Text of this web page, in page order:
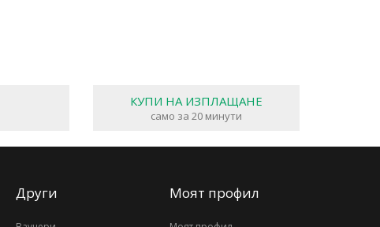
КУПИ НА ИЗПЛАЩАНЕ
само за 20 минути
Други Моят профил